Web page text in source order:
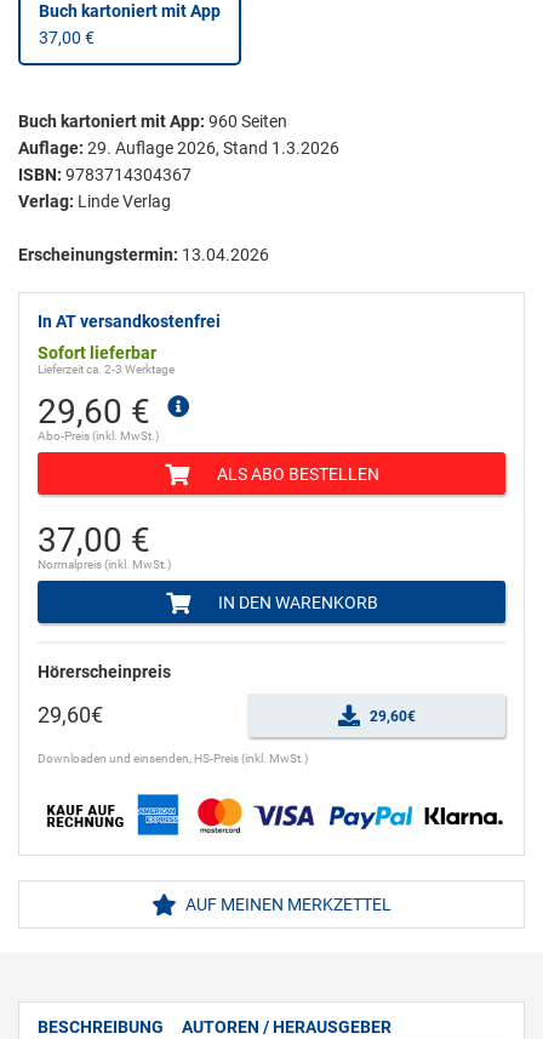
Buch kartoniertmit App
37,00 €
Buch kartoniertmit App: 960 Seiten
Auflage: 29. Auflage 2026, Stand 1.3.2026
ISBN: 9783714304367
Verlag: Linde Verlag
Erscheinungstermin: 13.04.2026
In AT versandkostenfrei
Sofort lieferbar
Lieferzeit ca. 2-3 Werktage
29,60 €
Abo-Preis (inkl. MwSt.)
ALS ABO BESTELLEN
37,00 €
Normalpreis (inkl. MwSt.)
IN DEN WARENKORB
Hörerscheinpreis
29,60€ 29,60€
Downloaden und einsenden, HS-Preis (inkl. MwSt.)
AUF MEINEN MERKZETTEL
BESCHREIBUNG AUTOREN / HERAUSGEBER